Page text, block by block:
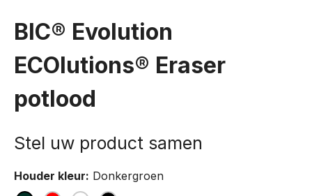
BIC® Evolution
ECOlutions® Eraser
potlood
Houder kleur: Donkergroen